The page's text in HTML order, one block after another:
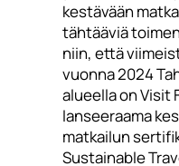
kestävään
tähtääviä
niin, että
vuonna 2024
alueella on Visit
lanseeraama
matkailun
Sustainable